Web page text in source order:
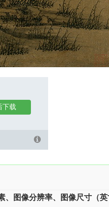
下载
、图像分辨率、图像尺寸（